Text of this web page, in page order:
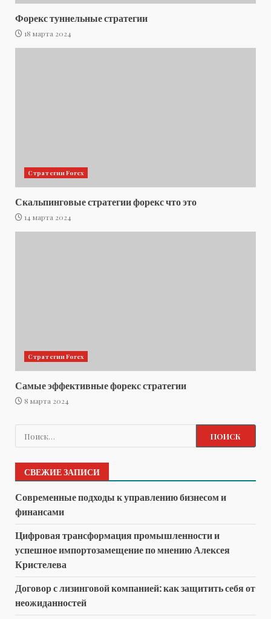
Форекс туннельные стратегии
18 марта 2024
Стратегии Forex
Скальпинговые стратегии форекс что это
14 марта 2024
Стратегии Forex
Самые эффективные форекс стратегии
8 марта 2024
СВЕЖИЕ ЗАПИСИ
Современные подходы к управлению бизнесом и
финансами
Цифровая трансформация промышленности и
успешное импортозамещение по мнению Алексея
Кристелева
Договор с лизинговой компанией: как защитить себя от
неожиданностей